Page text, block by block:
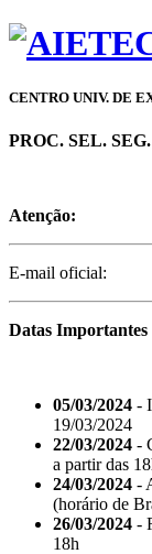
CENTRO UNIV. DE
PROC. SEL.
Atenção:
E-mail oficial:
Datas Importantes
05/03/2024 -
19/03/2024
22/03/2024 -
a partir das
24/03/2024 -
(horário de
26/03/2024 -
18h